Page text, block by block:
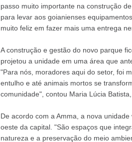
passo muito importante na construção
para levar aos goianienses
muito feliz em fazer mais uma entrega
A construção e gestão do novo parque
projetou a unidade em uma área que
"Para nós, moradores aqui do setor, foi
entulho e até animais mortos se
comunidade", contou Maria Lúcia
De acordo com a Amma, a nova
oeste da capital. "São espaços que
natureza e a preservação do meio